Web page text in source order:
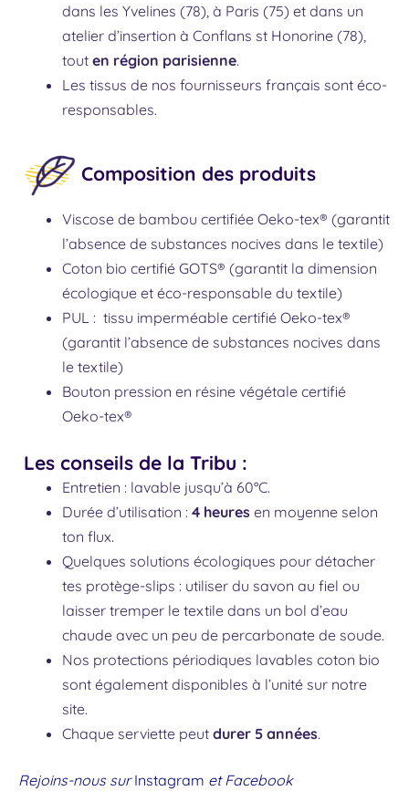
dans les Yvelines (78), à Paris (75) et dans un
atelier d’insertion à Conflans st Honorine (78),
tout en région parisienne.
Les tissus de nos fournisseurs français sont éco-
responsables.
Composition des produits
Viscose de bambou certifiée Oeko-tex® (garantit
l’absence de substances nocives dans le textile)
Coton bio certifié GOTS® (garantit la dimension
écologique et éco-responsable du textile)
PUL : tissu imperméable certifié Oeko-tex®
(garantit l’absence de substances nocives dans
le textile)
Bouton pression en résine végétale certifié
Oeko-tex®
Les conseils de la Tribu :
Entretien : lavable jusqu’à 60°C.
Durée d’utilisation : 4 heures en moyenne selon
ton flux.
Quelques solutions écologiques pour détacher
tes protège-slips : utiliser du savon au fiel ou
laisser tremper le textile dans un bol d’eau
chaude avec un peu de percarbonate de soude.
Nos protections périodiques lavables coton bio
sont également disponibles à l’unité sur notre
site.
Chaque serviette peut durer 5 années.
Rejoins-nous surInstagram etFacebook